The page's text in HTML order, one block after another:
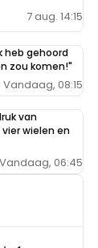
7 aug. 14:15
heb gehoord
zou komen!"
Vandaag, 08:15
van
wielen en
Vandaag, 06:45